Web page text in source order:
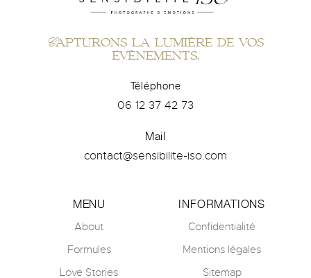
Capturons la lumière de vos
évènements.
Téléphone
06 12 37 42 73
Mail
contact@sensibilite-iso.com
MENU
About
Formules
Love Stories
INFORMATIONS
Confidentialité
Mentions légales
Sitemap